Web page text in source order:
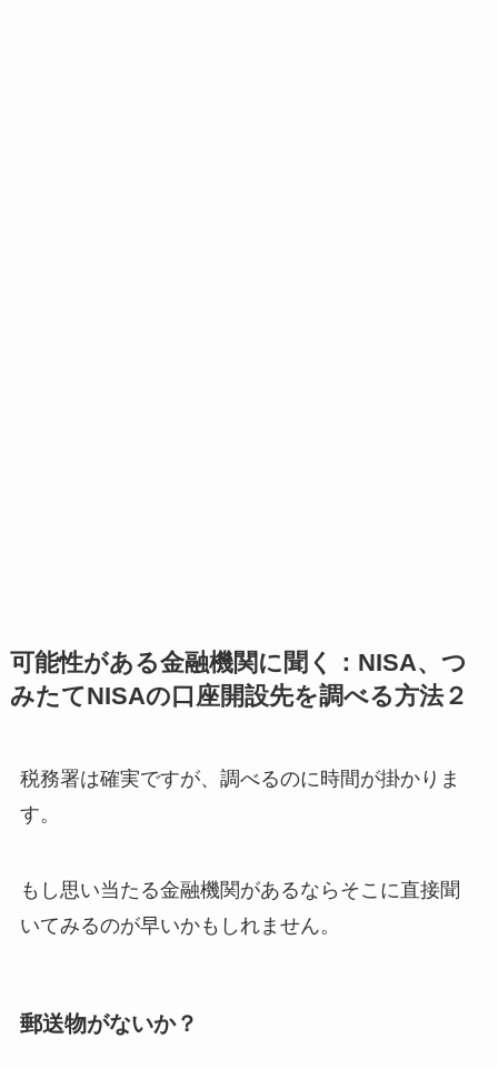
可能性がある金融機関に聞く：NISA、つ
みたてNISAの口座開設先を調べる方法２
税務署は確実ですが、調べるのに時間が掛かりま
す。
もし思い当たる金融機関があるならそこに直接聞
いてみるのが早いかもしれません。
郵送物がないか？